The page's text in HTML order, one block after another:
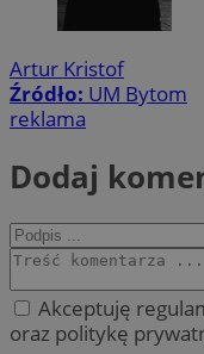
Artur Kristof
Źródło: UM Bytom
reklama
Dodaj
Akceptuję
oraz politykę